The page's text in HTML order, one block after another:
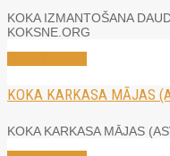
KOKA IZMANTOŠANA
KOKSNE.ORG
KOKA KARKASA MĀJAS
KOKA KARKASA MĀJAS